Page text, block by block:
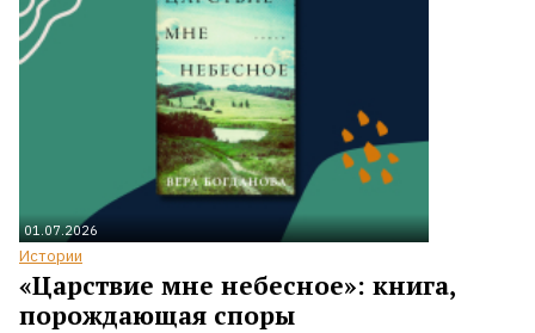
01.07.2026
Истории
«Царствие мне небесное»: книга,
порождающая споры